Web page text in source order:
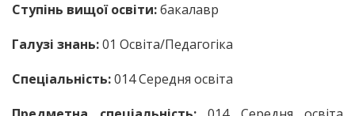
Ступінь вищої освіти:бакалавр
Галузі знань:01 Освіта/Педагогіка
Спеціальність:014 Середня освіта